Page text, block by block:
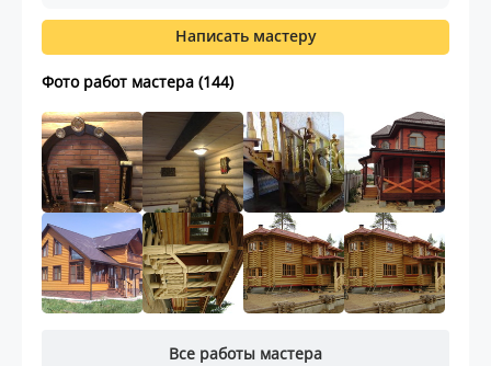
Написать мастеру
Фото работ мастера (144)
Все работы мастера